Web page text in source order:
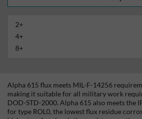
2+
4+
8+
Alpha 615 flux meets MIL-F-14256
making it suitable for all military work
DOD-STD-2000. Alpha 615 also meets the
for type ROL0, the lowest flux residue